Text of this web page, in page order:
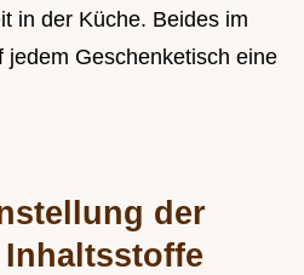
in der Küche. Beides im
jedem Geschenketisch eine
der